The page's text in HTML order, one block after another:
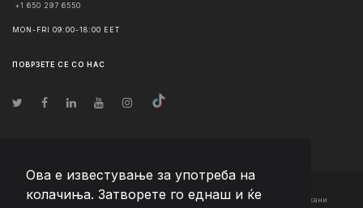
Ова е известување за употреба на
колачиња. Затворете го еднаш и ќе
+1 650 297 6550
MON-FRI 09:00-18:00 EET
ПОВРЗЕТЕ СЕ СО НАС
© Авторско право2026 Team Extension Macedonia - Сите права задржани